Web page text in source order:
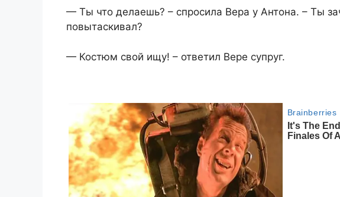
— Ты что делаешь? – спросила Вера у Антона. – Ты
повытаскивал?
— Костюм свой ищу! – ответил Вере супруг.